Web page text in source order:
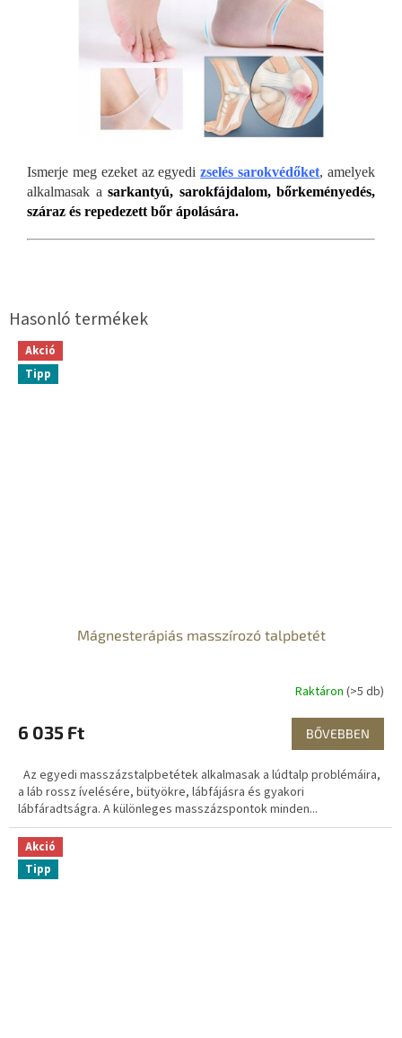
Ismerje meg ezeket az egyedizselés sarokvédőket, amelyek
alkalmasak a sarkantyú, sarokfájdalom, bőrkeményedés,
száraz és repedezett bőr ápolására.
Akció
Tipp
Mágnesterápiás masszírozó talpbetét
Raktáron (>5 db)
6 035 Ft BŐVEBBEN
Az egyedi masszázstalpbetétek alkalmasak a lúdtalp problémáira,
a láb rossz ívelésére, bütyökre, lábfájásra és gyakori
lábfáradtságra. A különleges masszázspontok minden...
Akció
Tipp